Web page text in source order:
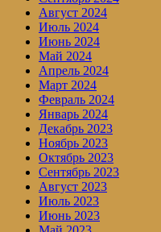
Август 2024
Июль 2024
Июнь 2024
Май 2024
Апрель 2024
Март 2024
Февраль 2024
Январь 2024
Декабрь 2023
Ноябрь 2023
Октябрь 2023
Сентябрь 2023
Август 2023
Июль 2023
Июнь 2023